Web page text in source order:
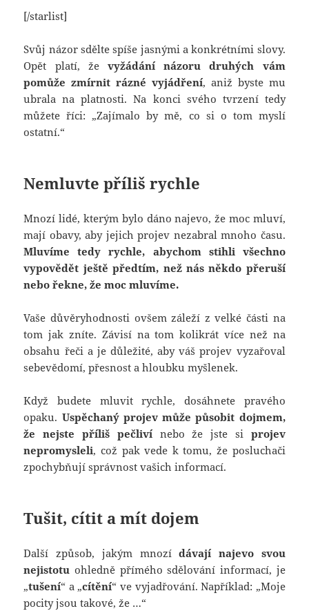
[/starlist]
Svůj názor sdělte spíše jasnými a konkrétními slovy.
Opět platí, že vyžádání názoru druhých vám
pomůže zmírnit rázné vyjádření, aniž byste mu
ubrala na platnosti. Na konci svého tvrzení tedy
můžete říci: „Zajímalo by mě, co si o tom myslí
ostatní.“
Nemluvte příliš rychle
Mnozí lidé, kterým bylo dáno najevo, že moc mluví,
mají obavy, aby jejich projev nezabral mnoho času.
Mluvíme tedy rychle, abychom stihli všechno
vypovědět ještě předtím, než nás někdo přeruší
nebo řekne, že moc mluvíme.
Vaše důvěryhodnosti ovšem záleží z velké části na
tom jak zníte. Závisí na tom kolikrát více než na
obsahu řeči a je důležité, aby váš projev vyzařoval
sebevědomí, přesnost a hloubku myšlenek.
Když budete mluvit rychle, dosáhnete pravého
opaku. Uspěchaný projev může působit dojmem,
že nejste příliš pečlivínebo že jste si projev
nepromysleli, což pak vede k tomu, že posluchači
zpochybňují správnost vašich informací.
Tušit, cítit a mít dojem
Další způsob, jakým mnozídávají najevo svou
nejistotu ohledně přímého sdělování informací, je
„tušení“ a „cítění“ ve vyjadřování. Například: „Moje
pocity jsou takové, že …“